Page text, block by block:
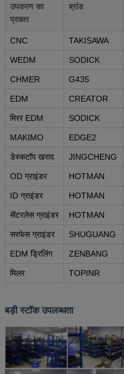
उपकरण का
प्रकार
ब्रांड
CNC TAKISAWA
WEDM SODICK
CHMER G435
EDM CREATOR
मिरर EDM SODICK
MAKIMO EDGE2
डेस्कटॉप खराद JINGCHENG
OD ग्राइंडर HOTMAN
ID ग्राइंडर HOTMAN
सेंटरलेस ग्राइंडर HOTMAN
सरफेस ग्राइंडर SHUGUANG
EDM ड्रिलिंग ZENBANG
मिलर TOPINR
बड़ी स्टॉक उपलब्धता